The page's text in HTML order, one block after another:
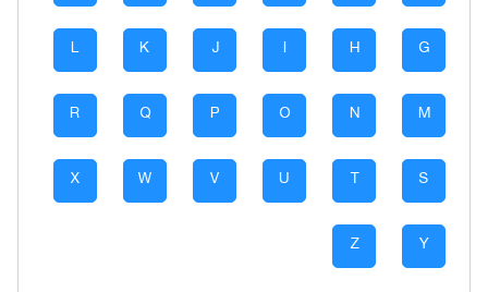
G
H
I
J
K
L
M
N
O
P
Q
R
S
T
U
V
W
X
Y
Z